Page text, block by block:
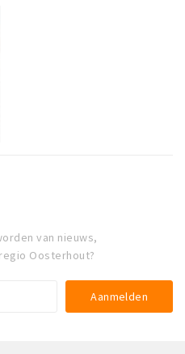
van nieuws,
Oosterhout?